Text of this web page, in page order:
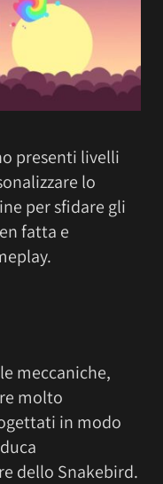
presenti livelli
lo
per sfidare gli
fatta e
meccaniche,
molto
in modo
dello Snakebird.